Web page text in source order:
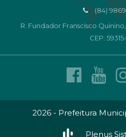
(84)
R. Fundador Franscisco
CEP:
2026 - Prefeitura
Plenus